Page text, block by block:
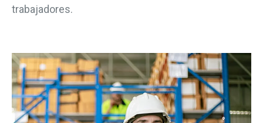
trabajadores.